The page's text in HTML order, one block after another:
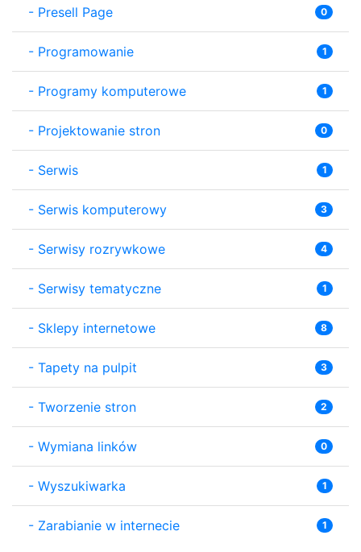
- Presell Page 0
- Programowanie 1
- Programy komputerowe 1
- Projektowanie stron 0
- Serwis 1
- Serwis komputerowy 3
- Serwisy rozrywkowe 4
- Serwisy tematyczne 1
- Sklepy internetowe 8
- Tapety na pulpit 3
- Tworzenie stron 2
- Wymiana linków 0
- Wyszukiwarka 1
- Zarabianie w internecie 1